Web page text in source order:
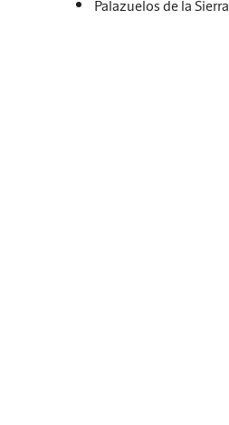
Palazuelos de la Sierra